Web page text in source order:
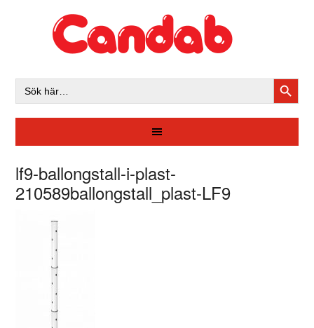
Sök
efter:
lf9-ballongstall-i-plast-
210589ballongstall_plast-LF9